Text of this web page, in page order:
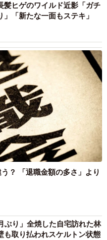
髪ヒゲのワイルド近影「ガチ
」「新たな一面もステキ」
？ 「退職金額の多さ」より
ぶり」全焼した自宅訪れた林
取り払われスケルトン状態